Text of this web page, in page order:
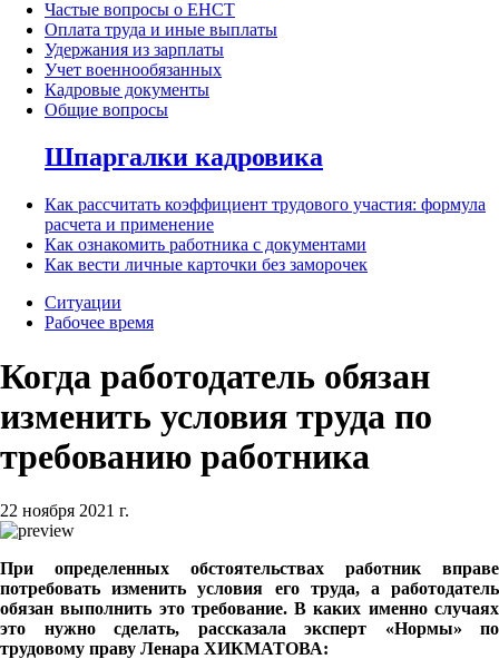
Частые вопросы о ЕНСТ
Оплата труда и иные выплаты
Удержания из зарплаты
Учет военнообязанных
Кадровые документы
Общие вопросы
Шпаргалки кадровика
Как рассчитать коэффициент трудового участия: формула
расчета и применение
Как ознакомить работника с документами
Как вести личные карточки без заморочек
Ситуации
Рабочее время
Когда работодатель обязан
изменить условия труда по
требованию работника
22 ноября 2021 г.
При определенных обстоятельствах работник вправе
потребовать изменить условия его труда, а работодатель
обязан выполнить это требование. В каких именно случаях
это нужно сделать, рассказала эксперт «Нормы» по
трудовому праву Ленара ХИКМАТОВА: